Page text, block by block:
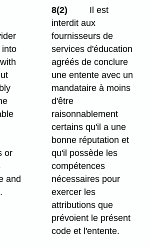
into
or
and
8(2)
Il est
interdit aux
fournisseurs de
services d'éducation
agréés de conclure
une entente avec un
mandataire à moins
d'être
raisonnablement
certains qu'il a une
bonne réputation et
qu'il possède les
compétences
nécessaires pour
exercer les
attributions que
prévoient le présent
code et l'entente.